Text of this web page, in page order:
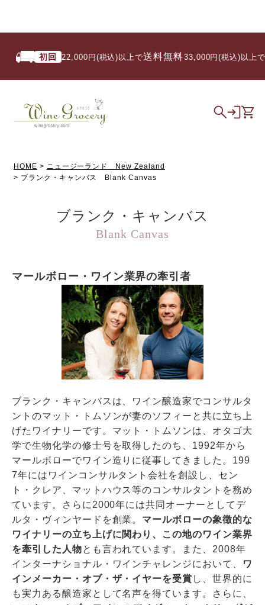
初回 22,000円(税込)以上で送料無料/ 33,000円(税込)以上で
HOME
ニュージーランド New Zealand
ブランク・キャンバス Blank Canvas
ブランク・キャンバス
Blank Canvas
マールボロー・ワイン業界の牽引者
ブランク・キャンバスは、ワイン醸造家でコンサルタ
ントのマット・トムソンが妻のソフィーと共に立ち上
げたワイナリーです。マット・トムソンは、オタゴ大
学で生物化学の修士号を取得したのち、1992年から
マールボローでワイン造りに従事してきました。199
7年にはワインコンサルタント会社を創設し、セン
ト・クレア、マットハウス等のコンサルタントを務め
ています。さらに2000年には共同オーナーとしてデ
ルタ・ヴィンヤードを創業。 マールボローの象徴的な
ワイナリーの立ち上げに関わり、この地のワイン業界
を牽引した人物とも言われています。また、2008年
インターナショナル・ワインチャレンジにおいて、
ワ
インメーカー・オブ・ザ・イヤーを受賞 し、世界的に
も実力ある醸造家として名声を得ています。さらに、